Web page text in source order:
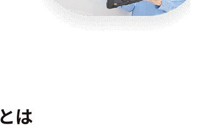
は